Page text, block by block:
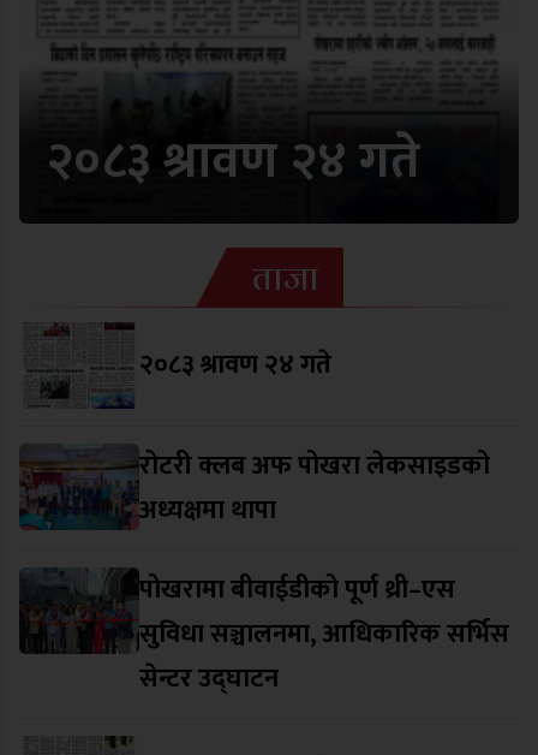
२०८३ श्रावण २४ गते
ताजा
२०८३ श्रावण २४ गते
रोटरी क्लब अफ पोखरा लेकसाइडको
अध्यक्षमा थापा
पोखरामा बीवाईडीको पूर्ण थ्री–एस
सुविधा सञ्चालनमा, आधिकारिक सर्भिस
सेन्टर उद्घाटन